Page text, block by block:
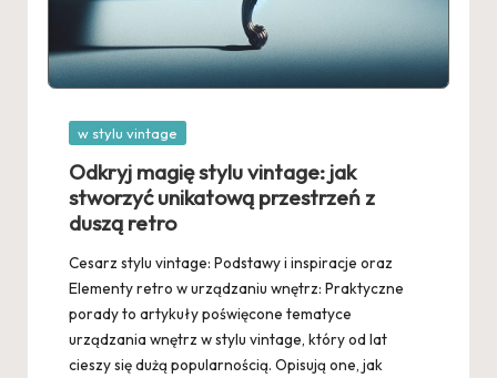
Posted
w stylu vintage
Odkryj magię stylu vintage: jak
stworzyć unikatową przestrzeń z
duszą retro
Cesarz stylu vintage: Podstawy i inspiracje oraz
Elementy retro w urządzaniu wnętrz: Praktyczne
porady to artykuły poświęcone tematyce
urządzania wnętrz w stylu vintage, który od lat
cieszy się dużą popularnością. Opisują one, jak